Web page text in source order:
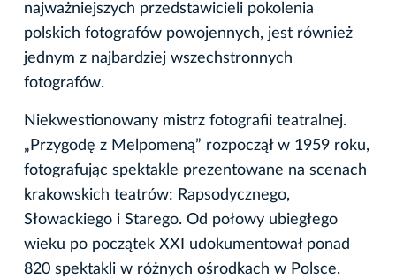
najważniejszych przedstawicieli pokolenia
polskich fotografów powojennych, jest również
jednym z najbardziej wszechstronnych
fotografów.
Niekwestionowany mistrz fotografii teatralnej.
„Przygodę z Melpomeną” rozpoczął w 1959 roku,
fotografując spektakle prezentowane na scenach
krakowskich teatrów: Rapsodycznego,
Słowackiego i Starego. Od połowy ubiegłego
wieku po początek XXI udokumentował ponad
820 spektakli w różnych ośrodkach w Polsce.